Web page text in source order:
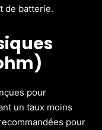
de batterie.
pour
un taux moins
pour